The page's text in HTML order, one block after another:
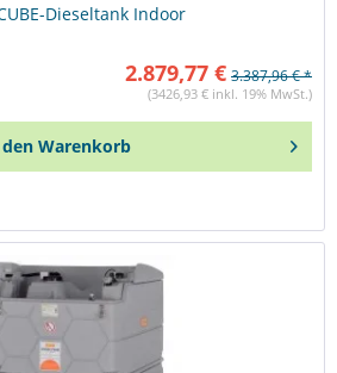
Dieseltank Indoor
2.879,77 € 3.387,96 € *
(3426,93 € inkl. 19% MwSt.)
Warenkorb